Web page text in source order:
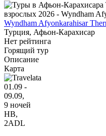
Wyndham Afyonkarahisar
Турция, Афьон-Карахисар
Нет рейтинга
Горящий тур
Описание
Карта
01.09 -
09.09,
9 ночей
HB,
2ADL